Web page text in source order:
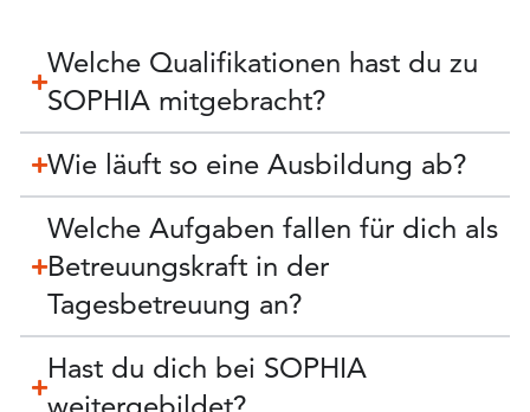
Welche Qualifikationen hast du zu
SOPHIA mitgebracht?
Wie läuft so eine Ausbildung ab?
Welche Aufgaben fallen für dich als
Betreuungskraft in der
Tagesbetreuung an?
Hast du dich bei SOPHIA